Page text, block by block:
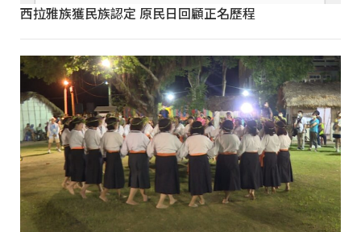
西拉雅族獲民族認定 原民日回顧正名歷程